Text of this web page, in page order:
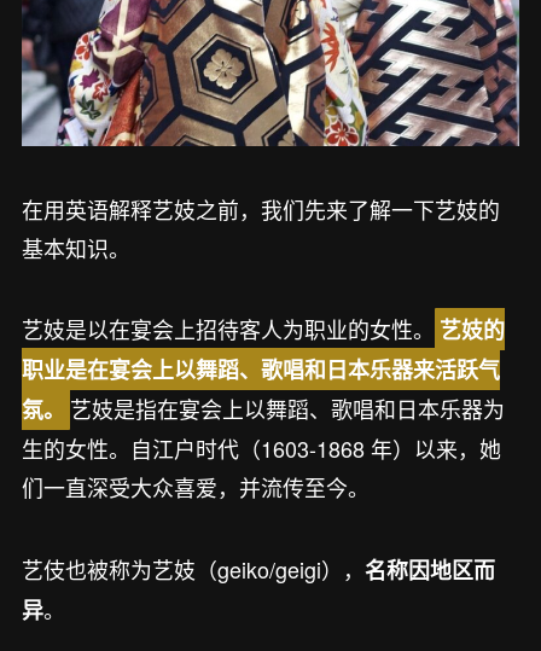
在用英语解释艺妓之前，我们先来了解一下艺妓的
基本知识。
艺妓是以在宴会上招待客人为职业的女性。
艺妓的
职业是在宴会上以舞蹈、歌唱和日本乐器来活跃气
氛。
艺妓是指在宴会上以舞蹈、歌唱和日本乐器为
生的女性。自江户时代（1603-1868 年）以来，她
们一直深受大众喜爱，并流传至今。
艺伎也被称为艺妓（geiko/geigi）， 名称因地区而
异。